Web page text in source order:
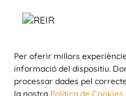
Per oferir millors
informació del dispositiu.
processar dades pel
la nostra Política de Cookies i